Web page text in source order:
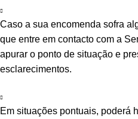
Caso a sua encomenda sofra
que entre em contacto com a
apurar o ponto de situação e
esclarecimentos.
Em situações pontuais, poderá